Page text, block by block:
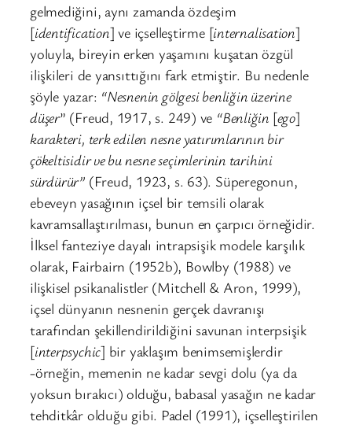
gelmediğini, aynı zamanda özdeşim
[identification] ve içselleştirme [internalisation]
yoluyla, bireyin erken yaşamını kuşatan özgül
ilişkileri de yansıttığını fark etmiştir. Bu nedenle
şöyle yazar: “Nesnenin gölgesi benliğin üzerine
düşer” (Freud, 1917, s. 249) ve “Benliğin [ego]
karakteri, terk edilen nesne yatırımlarının bir
çökeltisidir ve bu nesne seçimlerinin tarihini
sürdürür” (Freud, 1923, s. 63). Süperegonun,
ebeveyn yasağının içsel bir temsili olarak
kavramsallaştırılması, bunun en çarpıcı örneğidir.
İlksel fanteziye dayalı intrapsişik modele karşılık
olarak, Fairbairn (1952b), Bowlby (1988) ve
ilişkisel psikanalistler (Mitchell & Aron, 1999),
içsel dünyanın nesnenin gerçek davranışı
tarafından şekillendirildiğini savunan interpsişik
[interpsychic] bir yaklaşım benimsemişlerdir
-örneğin, memenin ne kadar sevgi dolu (ya da
yoksun bırakıcı) olduğu, babasal yasağın ne kadar
tehditkâr olduğu gibi. Padel (1991), içselleştirilen